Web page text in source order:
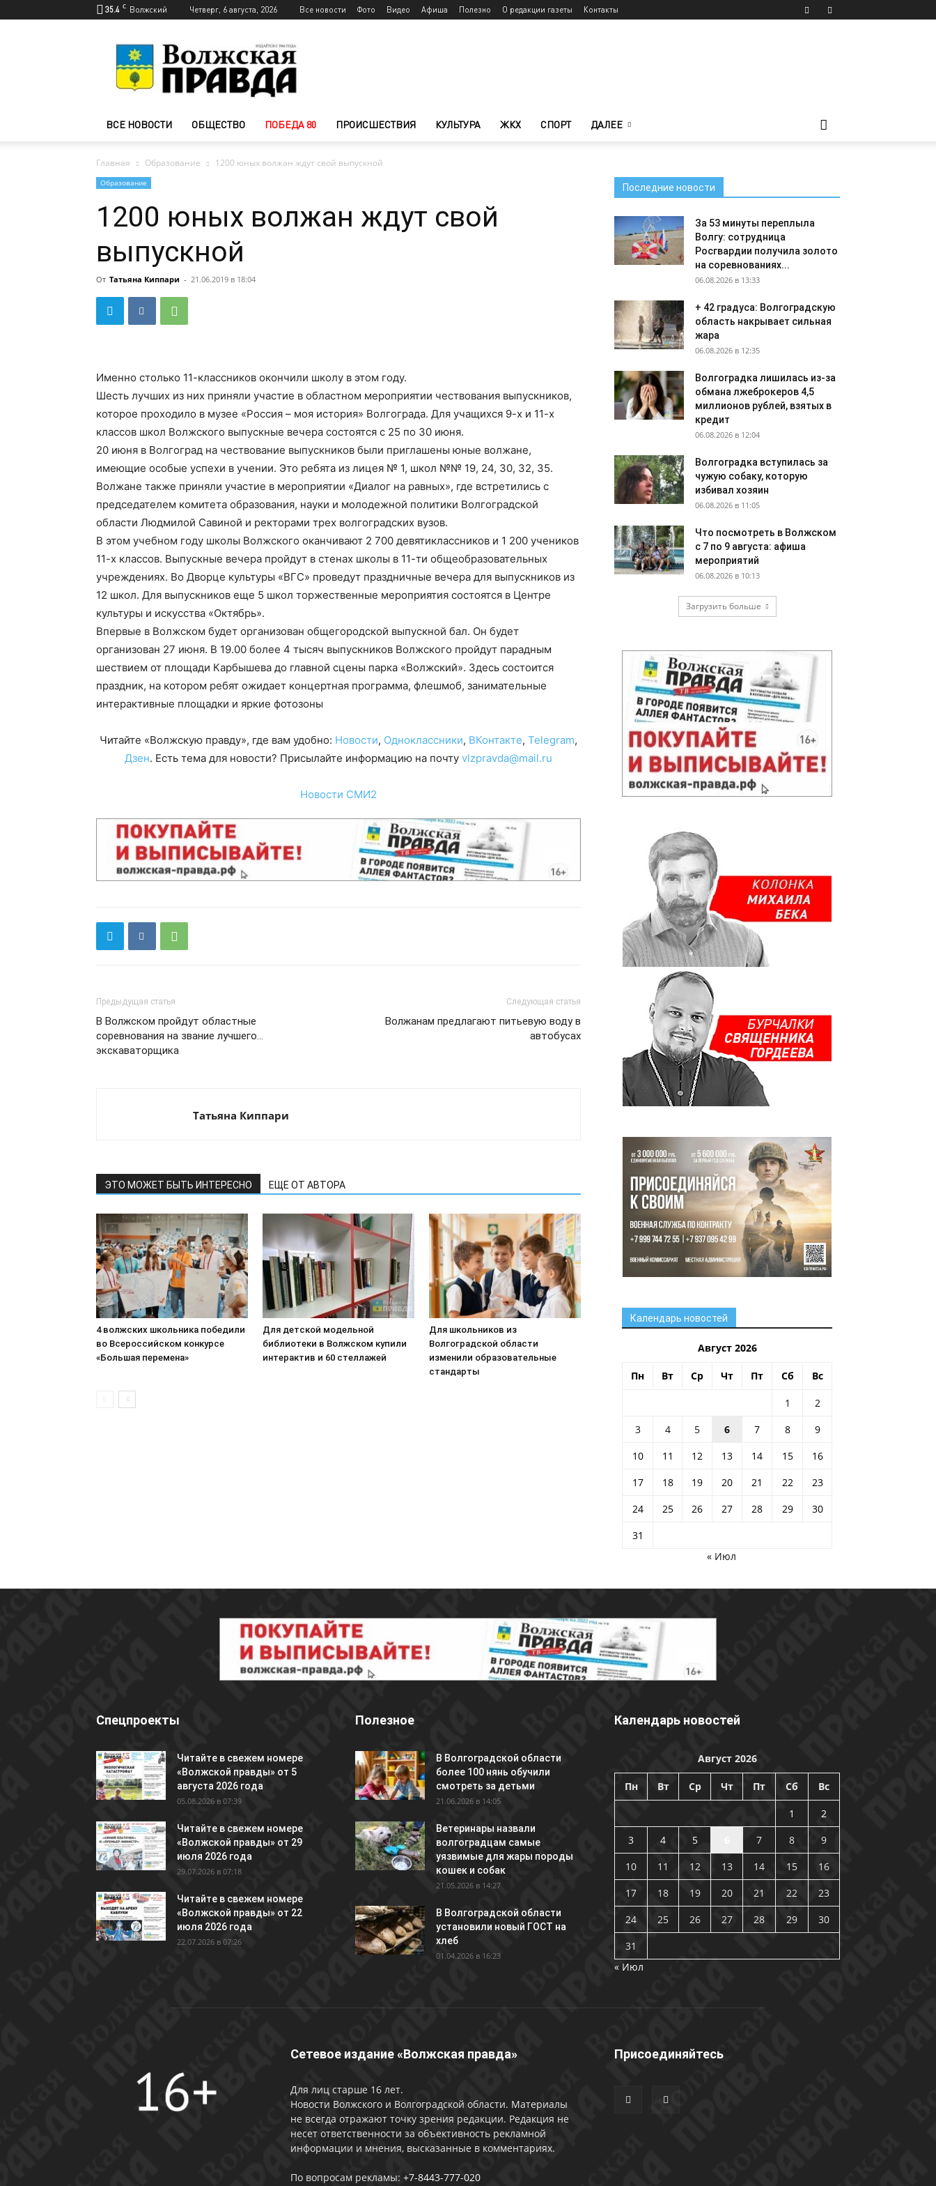
35.4 C Волжский Четверг, 6 августа, 2026 Все новости Фото Видео Афиша Полезно О редакции газеты Контакты
Волжского
—
Волжская
ВСЕ НОВОСТИ ОБЩЕСТВО ПОБЕДА 80 ПРОИСШЕСТВИЯ КУЛЬТУРА ЖКХ СПОРТ ДАЛЕЕ
Главная Образование 1200 юных волжан ждут свой выпускной
Образование
1200 юных волжан ждут свой
выпускной
От Татьяна Киппари - 21.06.2019 в 18:04
Именно столько 11-классников окончили школу в этом году.
Шесть лучших из них приняли участие в областном мероприятии чествования выпускников,
которое проходило в музее «Россия – моя история» Волгограда. Для учащихся 9-х и 11-х
классов школ Волжского выпускные вечера состоятся с 25 по 30 июня.
20 июня в Волгоград на чествование выпускников были приглашены юные волжане,
имеющие особые успехи в учении. Это ребята из лицея № 1, школ №№ 19, 24, 30, 32, 35.
Волжане также приняли участие в мероприятии «Диалог на равных», где встретились с
председателем комитета образования, науки и молодежной политики Волгоградской
области Людмилой Савиной и ректорами трех волгоградских вузов.
В этом учебном году школы Волжского оканчивают 2 700 девятиклассников и 1 200 учеников
11-х классов. Выпускные вечера пройдут в стенах школы в 11-ти общеобразовательных
учреждениях. Во Дворце культуры «ВГС» проведут праздничные вечера для выпускников из
12 школ. Для выпускников еще 5 школ торжественные мероприятия состоятся в Центре
культуры и искусства «Октябрь».
Впервые в Волжском будет организован общегородской выпускной бал. Он будет
организован 27 июня. В 19.00 более 4 тысяч выпускников Волжского пройдут парадным
шествием от площади Карбышева до главной сцены парка «Волжский». Здесь состоится
праздник, на котором ребят ожидает концертная программа, флешмоб, занимательные
интерактивные площадки и яркие фотозоны
Читайте «Волжскую правду», где вам удобно: Новости, Одноклассники, ВКонтакте, Telegram,
Дзен. Есть тема для новости? Присылайте информацию на почту vlzpravda@mail.ru
Новости СМИ2
Предыдущая статья
В Волжском пройдут областные
соревнования на звание лучшего…
экскаваторщика
Следующая статья
Волжанам предлагают питьевую воду в
автобусах
Татьяна Киппари
ЭТО МОЖЕТ БЫТЬ ИНТЕРЕСНО ЕЩЕ ОТ АВТОРА
4 волжских школьника победили
во Всероссийском конкурсе
«Большая перемена»
Для детской модельной
библиотеки в Волжском купили
интерактив и 60 стеллажей
Для школьников из
Волгоградской области
изменили образовательные
стандарты
Последние новости
За 53 минуты переплыла
Волгу: сотрудница
Росгвардии получила золото
на соревнованиях...
06.08.2026 в 13:33
+ 42 градуса: Волгоградскую
область накрывает сильная
жара
06.08.2026 в 12:35
Волгоградка лишилась из-за
обмана лжеброкеров 4,5
миллионов рублей, взятых в
кредит
06.08.2026 в 12:04
Волгоградка вступилась за
чужую собаку, которую
избивал хозяин
06.08.2026 в 11:05
Что посмотреть в Волжском
с 7 по 9 августа: афиша
мероприятий
06.08.2026 в 10:13
Загрузить больше
Календарь новостей
Август 2026
Пн Вт Ср Чт Пт Сб Вс
1
2
3
4 5 6 7 8
9
10
11 12 13 14 15
16
17
18 19 20 21 22
23
24
25 26 27 28 29
30
31
« Июл
Спецпроекты
Читайте в свежем номере
«Волжской правды» от 5
августа 2026 года
05.08.2026 в 07:39
Читайте в свежем номере
«Волжской правды» от 29
июля 2026 года
29.07.2026 в 07:18
Читайте в свежем номере
«Волжской правды» от 22
июля 2026 года
22.07.2026 в 07:26
Полезное
В Волгоградской области
более 100 нянь обучили
смотреть за детьми
21.06.2026 в 14:05
Ветеринары назвали
волгоградцам самые
уязвимые для жары породы
кошек и собак
21.05.2026 в 14:27
В Волгоградской области
установили новый ГОСТ на
хлеб
01.04.2026 в 16:23
Календарь новостей
Август 2026
Пн Вт Ср Чт Пт Сб Вс
1
2
3
4 5 7 8
9
10
11 12 13 14 15
16
17
18 19 20 21 22
23
24
25 26 27 28 29
30
31
« Июл
Сетевое издание «Волжская правда»
Для лиц старше 16 лет.
Новости Волжского и Волгоградской области. Материалы
не всегда отражают точку зрения редакции. Редакция не
несет ответственности за объективность рекламной
информации и мнения, высказанные в комментариях.
По вопросам рекламы: +7-8443-777-020
Присоединяйтесь